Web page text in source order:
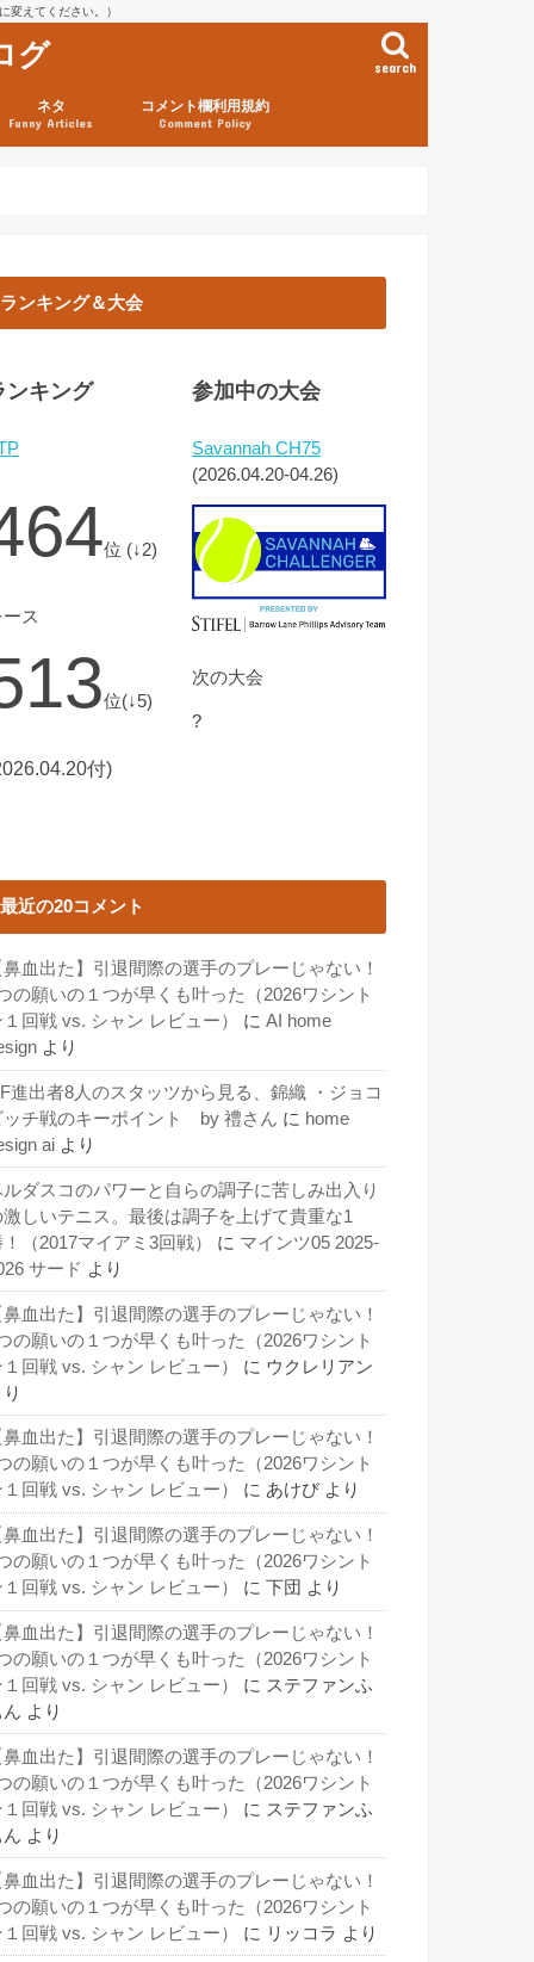
えてください。）
グ search
ネタ
Funny Articles
コメント欄利用規約
Comment Policy
ランキング＆大会
ンキング
位 (↓2)
ース
位(↓5)
付)
参加中の大会
Savannah CH75
(2026.04.20-04.26)
次の大会
?
最近の20コメント
鼻血出た】引退間際の選手のプレーじゃない！
の願いの１つが早くも叶った（2026ワシント
１回戦 vs. シャン レビュー）
に AI home
より
進出者8人のスタッツから見る、錦織 ・ジョコ
ッチ戦のキーポイント by 禮さん に home
ai より
ルダスコのパワーと自らの調子に苦しみ出入り
激しいテニス。最後は調子を上げて貴重な1
！（2017マイアミ3回戦）
に マインツ05 2025-
サード より
鼻血出た】引退間際の選手のプレーじゃない！
の願いの１つが早くも叶った（2026ワシント
１回戦 vs. シャン レビュー）
に ウクレリアン
鼻血出た】引退間際の選手のプレーじゃない！
の願いの１つが早くも叶った（2026ワシント
１回戦 vs. シャン レビュー）
に あけび より
鼻血出た】引退間際の選手のプレーじゃない！
の願いの１つが早くも叶った（2026ワシント
１回戦 vs. シャン レビュー）
に 下団 より
鼻血出た】引退間際の選手のプレーじゃない！
の願いの１つが早くも叶った（2026ワシント
１回戦 vs. シャン レビュー）
に ステファンふ
ん より
鼻血出た】引退間際の選手のプレーじゃない！
の願いの１つが早くも叶った（2026ワシント
１回戦 vs. シャン レビュー）
に ステファンふ
ん より
鼻血出た】引退間際の選手のプレーじゃない！
の願いの１つが早くも叶った（2026ワシント
１回戦 vs. シャン レビュー）
に リッコラ より